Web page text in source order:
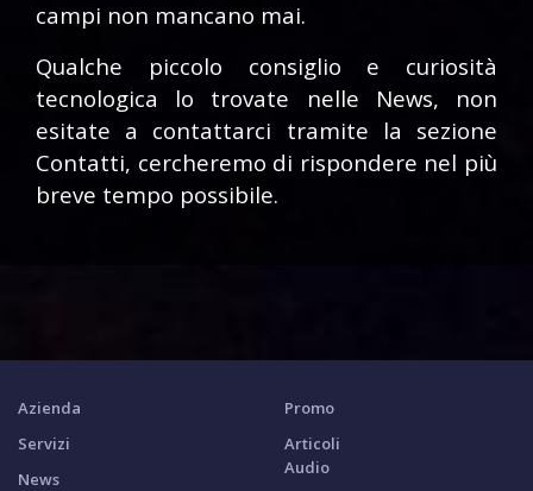
campi non mancano mai.
Qualche piccolo consiglio e curiosità
tecnologica lo trovate nelle News, non
esitate a contattarci tramite la sezione
Contatti, cercheremo di rispondere nel più
breve tempo possibile.
Azienda
Servizi
News
Promo
Articoli
Audio